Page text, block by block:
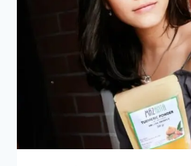
ORGANIK
UNTUK
KESEHATAN
ANDA